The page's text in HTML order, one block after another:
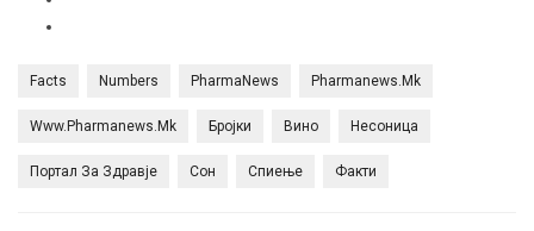
Facts Numbers PharmaNews Pharmanews.mk
Www.pharmanews.mk Бројки Вино Несоница
Портал За Здравје Сон Спиење Факти